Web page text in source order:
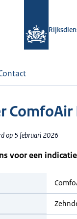
ComfoAir
op 5 februari 2026
voor een